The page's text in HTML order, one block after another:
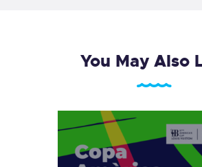
You May Also